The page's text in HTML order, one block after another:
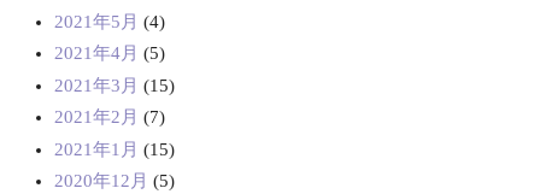
2021年5月 (4)
2021年4月 (5)
2021年3月 (15)
2021年2月 (7)
2021年1月 (15)
2020年12月 (5)